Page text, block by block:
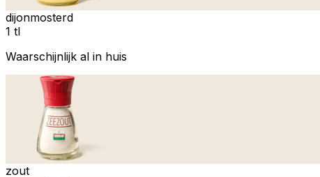
dijonmosterd
1 tl
Waarschijnlijk al in huis
zout